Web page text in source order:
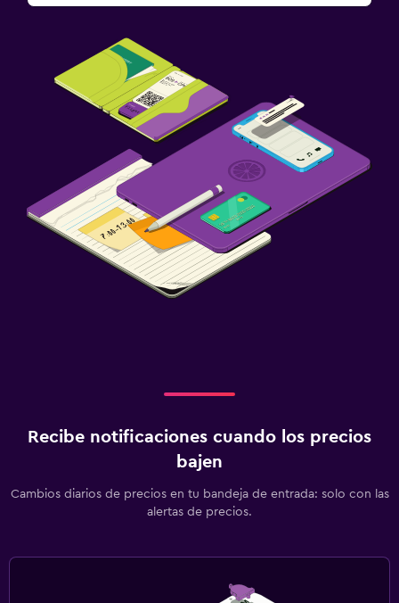
Recibe notificaciones cuando los precios
bajen
Cambios diarios de precios en tu bandeja de entrada: solo con las
alertas de precios.